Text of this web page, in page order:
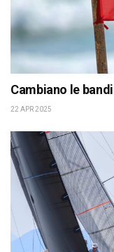
Cambiano le
22 APR 2025